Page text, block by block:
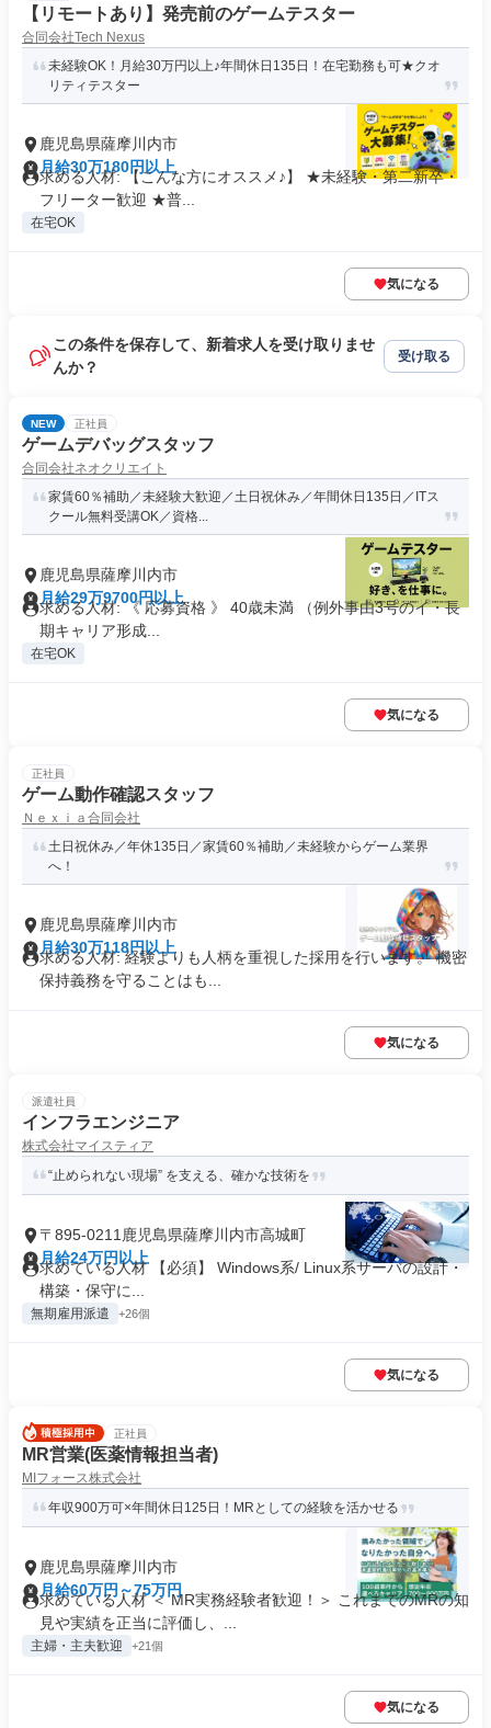
【リモートあり】発売前のゲームテスター
合同会社Tech Nexus
未経験OK！月給30万円以上♪年間休日135日！在宅勤務も可★クオ
リティテスター
鹿児島県薩摩川内市
月給30万180円以上
求める人材: 【こんな方にオススメ♪】 ★未経験・第二新卒・
フリーター歓迎 ★普...
在宅OK
気になる
この条件を保存して、新着求人を受け取りませ
んか？
受け取る
NEW 正社員
ゲームデバッグスタッフ
合同会社ネオクリエイト
家賃60％補助／未経験大歓迎／土日祝休み／年間休日135日／ITス
クール無料受講OK／資格...
鹿児島県薩摩川内市
月給29万9700円以上
求める人材: 《 応募資格 》 40歳未満 （例外事由3号のイ・長
期キャリア形成...
在宅OK
気になる
正社員
ゲーム動作確認スタッフ
Ｎｅｘｉａ合同会社
土日祝休み／年休135日／家賃60％補助／未経験からゲーム業界
へ！
鹿児島県薩摩川内市
月給30万118円以上
求める人材: 経験よりも人柄を重視した採用を行います。 機密
保持義務を守ることはも...
気になる
派遣社員
インフラエンジニア
株式会社マイスティア
“止められない現場” を支える、確かな技術を
〒895-0211鹿児島県薩摩川内市高城町
月給24万円以上
求めている人材 【必須】 Windows系/ Linux系サーバの設計・
構築・保守に...
無期雇用派遣 +26個
気になる
正社員
MR営業(医薬情報担当者)
MIフォース株式会社
年収900万可×年間休日125日！MRとしての経験を活かせる
鹿児島県薩摩川内市
月給60万円～75万円
求めている人材 ＜ MR実務経験者歓迎！＞ これまでのMRの知
見や実績を正当に評価し、...
主婦・主夫歓迎 +21個
気になる